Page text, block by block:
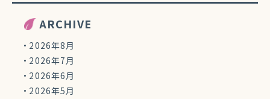
ARCHIVE
2026年8月
2026年7月
2026年6月
2026年5月